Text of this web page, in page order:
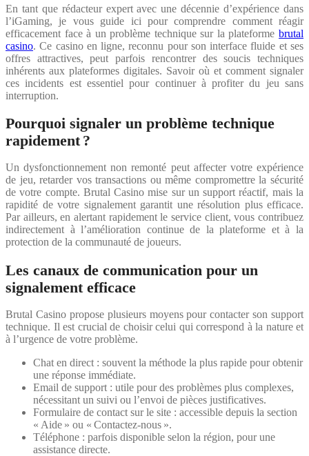
En tant que rédacteur expert avec une décennie d’expérience dans
l’iGaming, je vous guide ici pour comprendre comment réagir
efficacement face à un problème technique sur la plateforme brutal
casino. Ce casino en ligne, reconnu pour son interface fluide et ses
offres attractives, peut parfois rencontrer des soucis techniques
inhérents aux plateformes digitales. Savoir où et comment signaler
ces incidents est essentiel pour continuer à profiter du jeu sans
interruption.
Pourquoi signaler un problème technique
rapidement ?
Un dysfonctionnement non remonté peut affecter votre expérience
de jeu, retarder vos transactions ou même compromettre la sécurité
de votre compte. Brutal Casino mise sur un support réactif, mais la
rapidité de votre signalement garantit une résolution plus efficace.
Par ailleurs, en alertant rapidement le service client, vous contribuez
indirectement à l’amélioration continue de la plateforme et à la
protection de la communauté de joueurs.
Les canaux de communication pour un
signalement efficace
Brutal Casino propose plusieurs moyens pour contacter son support
technique. Il est crucial de choisir celui qui correspond à la nature et
à l’urgence de votre problème.
Chat en direct : souvent la méthode la plus rapide pour obtenir
une réponse immédiate.
Email de support : utile pour des problèmes plus complexes,
nécessitant un suivi ou l’envoi de pièces justificatives.
Formulaire de contact sur le site : accessible depuis la section
« Aide » ou « Contactez-nous ».
Téléphone : parfois disponible selon la région, pour une
assistance directe.